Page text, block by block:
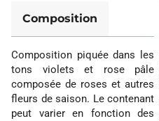
Composition
Composition piquée dans les
tons violets et rose pâle
composée de roses et autres
fleurs de saison. Le contenant
peut varier en fonction des